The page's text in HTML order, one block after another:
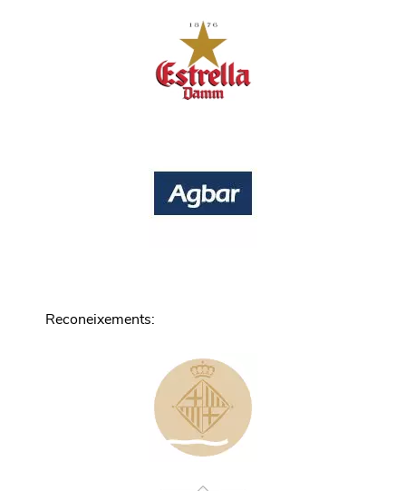
Reconeixements: